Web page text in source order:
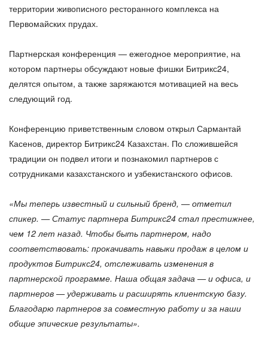
территории живописного ресторанного комплекса на
Первомайских прудах.
Партнерская конференция — ежегодное мероприятие, на
котором партнеры обсуждают новые фишки Битрикс24,
делятся опытом, а также заряжаются мотивацией на весь
следующий год.
Конференцию приветственным словом открыл Сармантай
Касенов, директор Битрикс24 Казахстан. По сложившейся
традиции он подвел итоги и познакомил партнеров с
сотрудниками казахстанского и узбекистанского офисов.
«Мы теперь известный и сильный бренд, — отметил
спикер. — Статус партнера Битрикс24 стал престижнее,
чем 12 лет назад. Чтобы быть партнером, надо
соответствовать: прокачивать навыки продаж в целом и
продуктов Битрикс24, отслеживать изменения в
партнерской программе. Наша общая задача — и офиса, и
партнеров — удерживать и расширять клиентскую базу.
Благодарю партнеров за совместную работу и за наши
общие эпические результаты».